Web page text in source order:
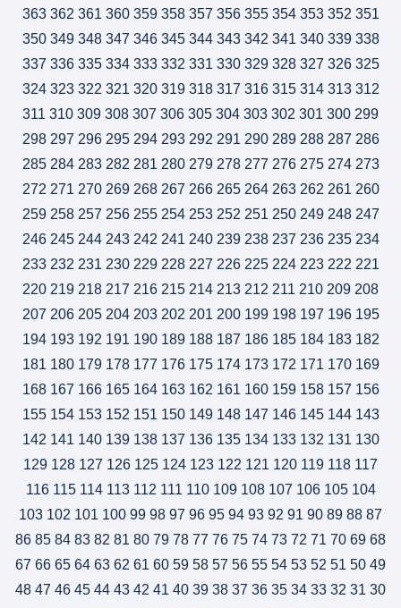
363 362 361 360 359 358 357 356 355 354 353 352 351
350 349 348 347 346 345 344 343 342 341 340 339 338
337 336 335 334 333 332 331 330 329 328 327 326 325
324 323 322 321 320 319 318 317 316 315 314 313 312
311 310 309 308 307 306 305 304 303 302 301 300 299
298 297 296 295 294 293 292 291 290 289 288 287 286
285 284 283 282 281 280 279 278 277 276 275 274 273
272 271 270 269 268 267 266 265 264 263 262 261 260
259 258 257 256 255 254 253 252 251 250 249 248 247
246 245 244 243 242 241 240 239 238 237 236 235 234
233 232 231 230 229 228 227 226 225 224 223 222 221
220 219 218 217 216 215 214 213 212 211 210 209 208
207 206 205 204 203 202 201 200 199 198 197 196 195
194 193 192 191 190 189 188 187 186 185 184 183 182
181 180 179 178 177 176 175 174 173 172 171 170 169
168 167 166 165 164 163 162 161 160 159 158 157 156
155 154 153 152 151 150 149 148 147 146 145 144 143
142 141 140 139 138 137 136 135 134 133 132 131 130
129 128 127 126 125 124 123 122 121 120 119 118 117
116 115 114 113 112 111 110 109 108 107 106 105 104
103 102 101 100 99 98 97 96 95 94 93 92 91 90 89 88 87
86 85 84 83 82 81 80 79 78 77 76 75 74 73 72 71 70 69 68
67 66 65 64 63 62 61 60 59 58 57 56 55 54 53 52 51 50 49
48 47 46 45 44 43 42 41 40 39 38 37 36 35 34 33 32 31 30